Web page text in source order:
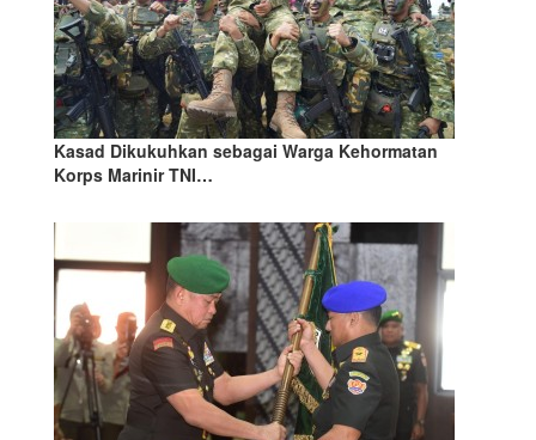
Kasad Dikukuhkan sebagai Warga Kehormatan
Korps Marinir TNI…